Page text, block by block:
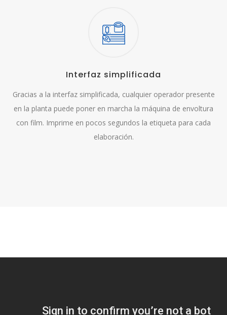
Interfaz simplificada
Gracias a la interfaz simplificada, cualquier operador presente
en la planta puede poner en marcha la máquina de envoltura
con film. Imprime en pocos segundos la etiqueta para cada
elaboración.